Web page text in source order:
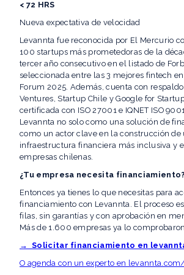
< 72 HRS
Nueva expectativa de velocidad
Levannta fue reconocida por El Mercurio
100 startups más prometedoras de la
tercer año consecutivo en el listado de
seleccionada entre las 3 mejores fintech
Forum 2025. Además, cuenta con
Ventures, Startup Chile y Google for
certificada con ISO 27001 e IQNET ISO
Levannta no solo como una solución de
como un actor clave en la construcción de
infraestructura financiera más inclusiva y
empresas chilenas.
¿Tu empresa necesita financiamiento?
Entonces ya tienes lo que necesitas para
financiamiento con Levannta. El proceso
filas, sin garantías y con aprobación en
Más de 1.600 empresas ya lo comprobaron.
→ Solicitar financiamiento en
O agenda con un experto en